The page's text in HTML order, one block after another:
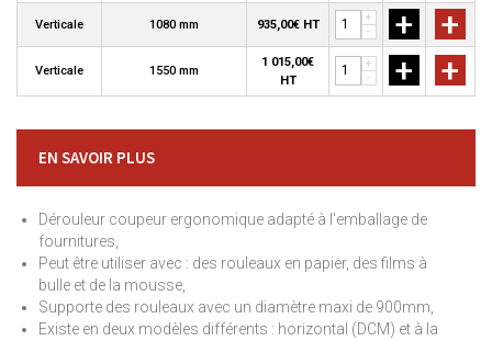
Verticale 1080 mm 935,00€ HT
+
-
+ +
Verticale 1550 mm
1 015,00€
HT
+
-
+ +
EN SAVOIR PLUS
Dérouleur coupeur ergonomique adapté à l'emballage de
fournitures,
Peut être utiliser avec : des rouleaux en papier, des films à
bulle et de la mousse,
Supporte des rouleaux avec un diamètre maxi de 900mm,
Existe en deux modèles différents : horizontal (DCM) et à la